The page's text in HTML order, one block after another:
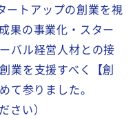
ートアップの創業を視
果の事業化・スター
バル経営人材との接
業を支援すべく【創
て参りました。
さい）